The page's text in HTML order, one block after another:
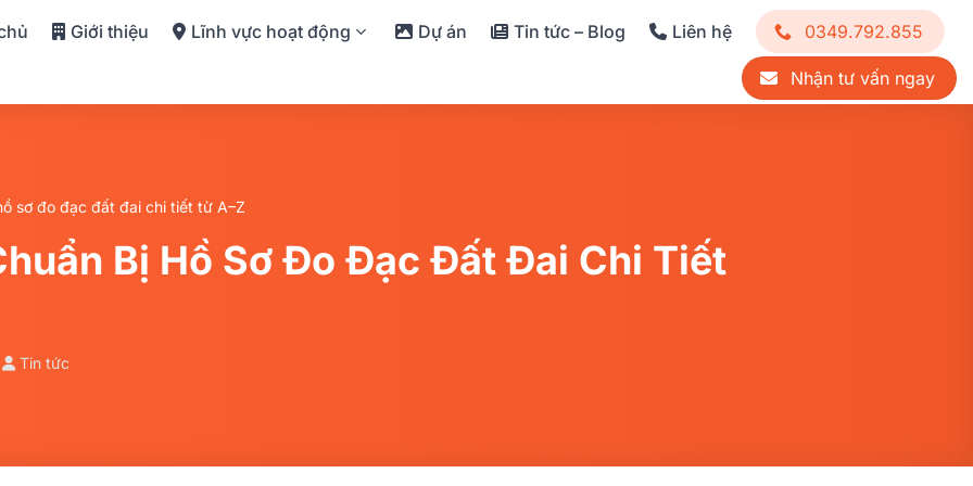
Giới thiệu Lĩnh vực hoạt động Dự án Tin tức – Blog Liên hệ 0349.792.855
Nhận tư vấn ngay
sơ đo đạc đất đai chi tiết từ A–Z
Bị Hồ Sơ Đo Đạc Đất Đai Chi Tiết
Tin tức